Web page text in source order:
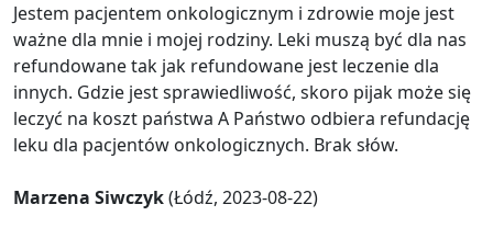
Jestem pacjentem onkologicznym i zdrowie moje jest
ważne dla mnie i mojej rodziny. Leki muszą być dla nas
refundowane tak jak refundowane jest leczenie dla
innych. Gdzie jest sprawiedliwość, skoro pijak może się
leczyć na koszt państwa A Państwo odbiera refundację
leku dla pacjentów onkologicznych. Brak słów.
Marzena Siwczyk(Łódź, 2023-08-22)